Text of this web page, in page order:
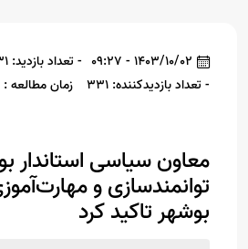
1403/10/02 - 09:27
- تعداد بازدید: 331
- تعداد بازدیدکننده: 331
زمان مطالعه : 2 دقیقه
معاون سیاسی استاندار
توانمندسازی و
بوشهر تاکید کرد